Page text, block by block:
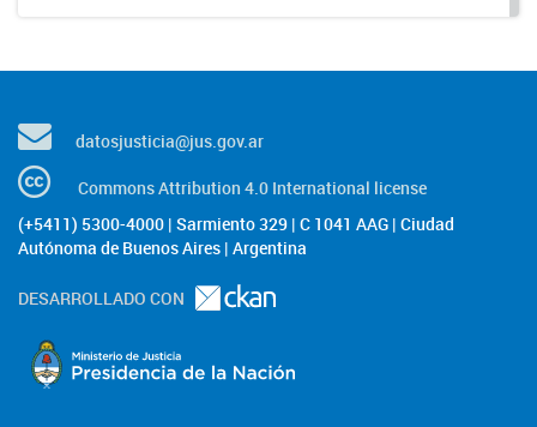
datosjusticia@jus.gov.ar
Commons Attribution 4.0 International license
(+5411) 5300-4000 | Sarmiento 329 | C 1041 AAG | Ciudad
Autónoma de Buenos Aires | Argentina
DESARROLLADO CON